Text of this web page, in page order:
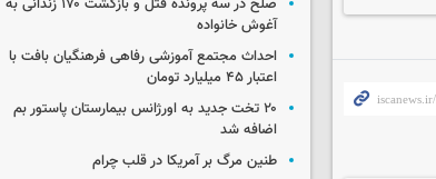
صلح در سه پرونده قتل و بازگشت ۱۷۰ زندانی به
آغوش خانواده
احداث مجتمع آموزشی رفاهی فرهنگیان بافت با
اعتبار ۴۵ میلیارد تومان
۲۰ تخت جدید به اورژانس بیمارستان پاستور بم
اضافه شد
طنین مرگ بر آمریکا در قلب چرام